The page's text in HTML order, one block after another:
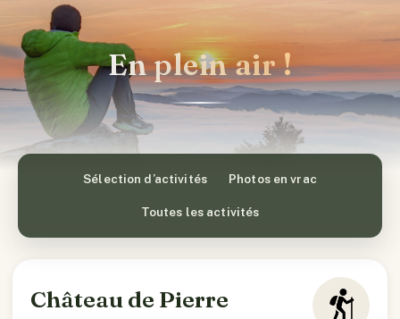
En plein air !
Sélection d’activités Photos en vrac
Toutes les activités
Château de Pierre